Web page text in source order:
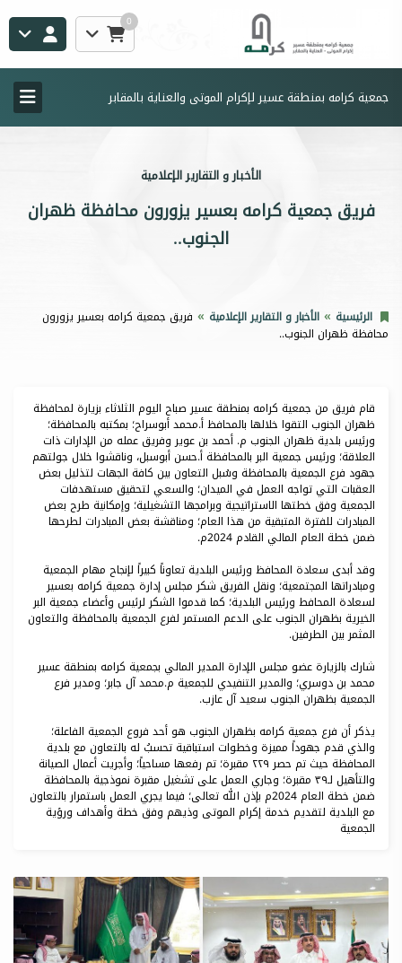
0
جمعية كرامه بمنطقة عسير لإكرام الموتى والعناية بالمقابر
الأخبار و التقارير الإعلامية
فريق جمعية كرامه بعسير يزورون محافظة ظهران
الجنوب..
الرئيسية الأخبار و التقارير الإعلامية
فريق جمعية كرامه بعسير يزورون
محافظة ظهران الجنوب..
قام فريق من جمعية كرامه بمنطقة عسير صباح اليوم الثلاثاء بزيارة لمحافظة
ظهران الجنوب التقوا خلالها بالمحافظ أ.محمد أبوسراح؛ بمكتبه بالمحافظة؛
ورئيس بلدية ظهران الجنوب م. أحمد بن عوير وفريق عمله من الإدارات ذات
العلاقة؛ ورئيس جمعية البر بالمحافظة أ.حسن أبوسبل، وناقشوا خلال جولتهم
جهود فرع الجمعية بالمحافظة وسُبل التعاون بين كافة الجهات لتذليل بعض
العقبات التي تواجه العمل في الميدان؛ والسعي لتحقيق مستهدفات
الجمعية وفق خطتها الاستراتيجية وبرامجها التشغيلية؛ وإمكانية طرح بعض
المبادرات للفترة المتبقية من هذا العام؛ ومناقشة بعض المبادرات لطرحها
ضمن خطة العام المالي القادم 2024م.
وقد أبدى سعادة المحافظ ورئيس البلدية تعاوناً كبيراً لإنجاح مهام الجمعية
ومبادراتها المجتمعية؛ ونقل الفريق شكر مجلس إدارة جمعية كرامه بعسير
لسعادة المحافط ورئيس البلدية؛ كما قدموا الشكر لرئيس وأعضاء جمعية البر
الخيرية بظهران الجنوب على الدعم المستمر لفرع الجمعية بالمحافظة والتعاون
المثمر بين الطرفين.
شارك بالزيارة عضو مجلس الإدارة المدير المالي بجمعية كرامه بمنطقة عسير
محمد بن دوسري؛ والمدير التنفيدي للجمعية م.محمد آل جابر؛ ومدير فرع
الجمعية بظهران الجنوب سعيد آل عازب.
يذكر أن فرع جمعية كرامه بظهران الجنوب هو أحد فروع الجمعية الفاعلة؛
والذي قدم جهوداً مميزة وخطوات استباقية تحسبُ له بالتعاون مع بلدية
المحافظة حيث تم حصر ٢٢٩ مقبرة؛ تم رفعها مساحياً؛ وأجريت أعمال الصيانة
والتأهيل لـ٣٩ مقبرة؛ وجاري العمل على تشغيل مقبرة نموذجية بالمحافظة
ضمن خطة العام 2024م بإذن الله تعالى؛ فيما يجري العمل باستمرار بالتعاون
مع البلدية لتقديم خدمة إكرام الموتى وذيهم وفق خطة وأهداف ورؤية
الجمعية